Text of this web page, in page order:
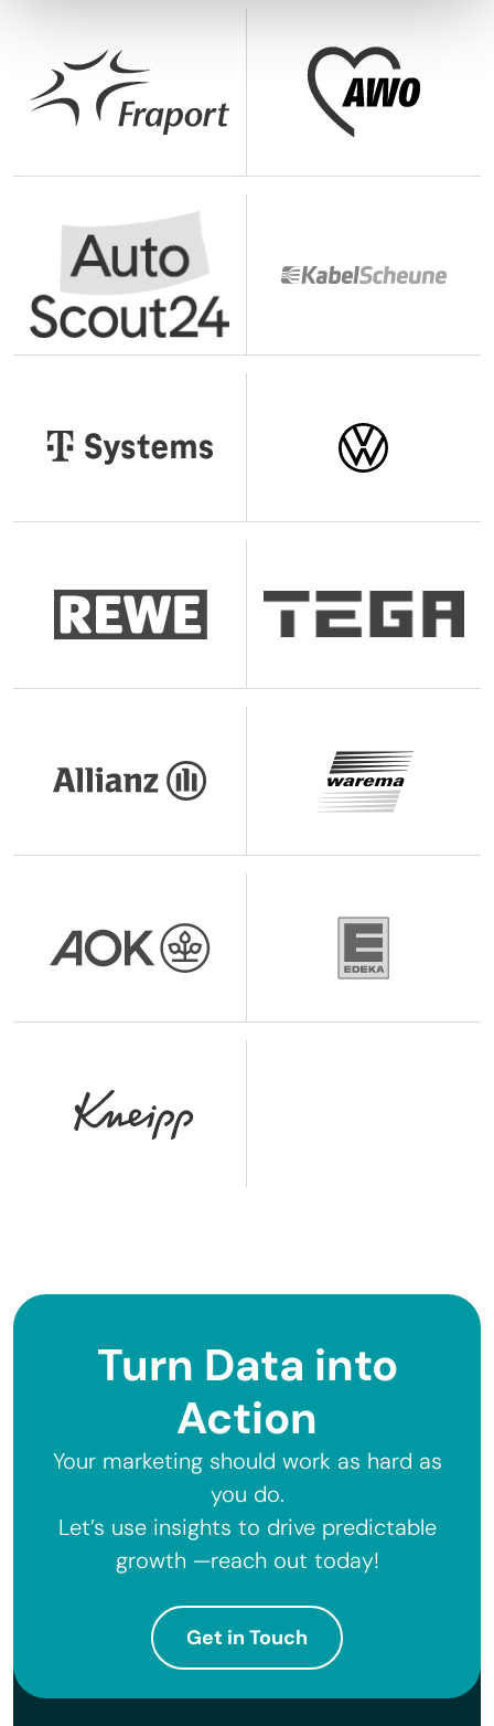
de réaliser des statistiques d'usage ou encore de
cas des boutons de partage sur les réseaux sociaux, les
informations stockées ne sont transmises à aucun tiers.
Votre choix d'accepter ou de refuser les cookies
Vous pouvez choisir d'accepter ou de refuser l'ensemble
des cookies (sauf les cookies fonctionnels qui sont
nécessaires au fonctionnement du site). Le bouton «
Personnaliser vos choix » vous permet par ailleurs de
paramétrer individuellement les finalités de traitement
des cookies et traceurs que vous souhaitez accepter ou
refuser. Votre choix sera conservé pendant une durée de
Vous pouvez modifier votre choix à tout moment en
Turn Data into
Action
Your marketing should work as hard as
you do.
Let’s use insights to drive predictable
growth —reach out today!
Get in Touch